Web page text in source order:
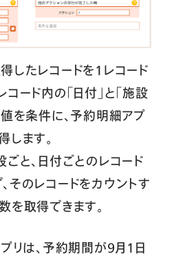
したレコードを1レコード
ード内の「日付」と「施設
値を条件に、予約明細アプ
します。
ごと、日付ごとのレコード
そのレコードをカウントす
を取得できます。
プリは、予約期間が9月1日